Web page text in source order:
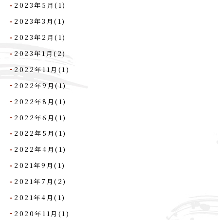
2023年5月(1)
2023年3月(1)
2023年2月(1)
2023年1月(2)
2022年11月(1)
2022年9月(1)
2022年8月(1)
2022年6月(1)
2022年5月(1)
2022年4月(1)
2021年9月(1)
2021年7月(2)
2021年4月(1)
2020年11月(1)